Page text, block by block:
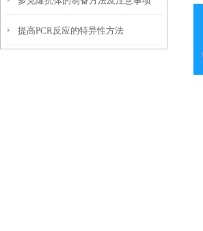
提高PCR反应的特异性方法